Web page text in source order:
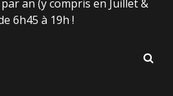
an (y compris en Juillet &
6h45 à 19h !